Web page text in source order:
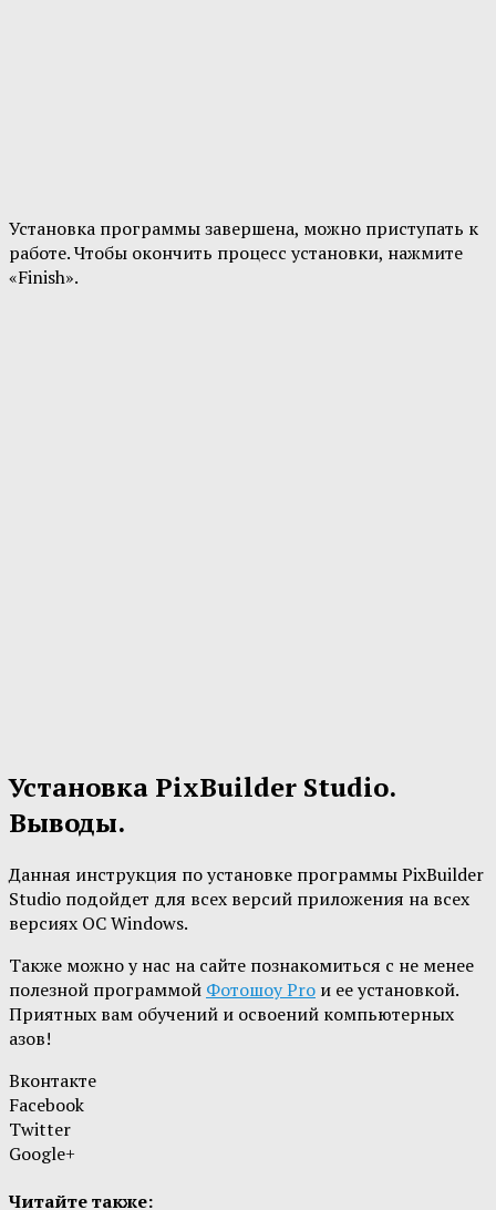
Установка программы завершена, можно приступать к
работе. Чтобы окончить процесс установки, нажмите
«Finish».
Установка PixBuilder Studio.
Выводы.
Данная инструкция по установке программы PixBuilder
Studio подойдет для всех версий приложения на всех
версиях ОС Windows.
Также можно у нас на сайте познакомиться с не менее
полезной программой Фотошоу Pro и ее установкой.
Приятных вам обучений и освоений компьютерных
азов!
Вконтакте
Facebook
Twitter
Google+
Читайте также: